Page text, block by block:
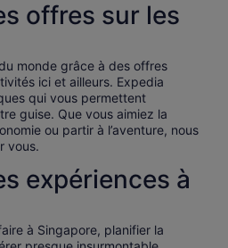
offres sur les
monde grâce à des offres
ici et ailleurs. Expedia
qui vous permettent
guise. Que vous aimiez la
ou partir à l’aventure, nous
vous.
expériences à
à Singapore, planifier la